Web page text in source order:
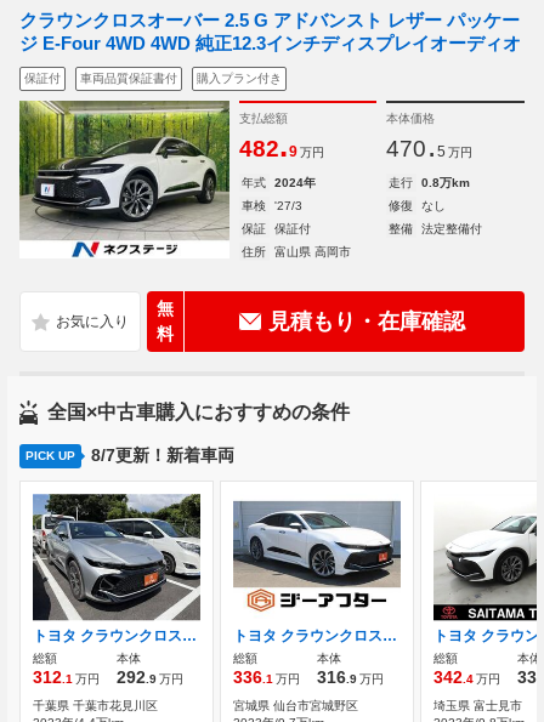
クラウンクロスオーバー 2.5 G アドバンスト レザー パッケー
ジ E-Four 4WD 4WD 純正12.3インチディスプレイオーディオ
保証付 車両品質保証書付 購入プラン付き
支払総額
482.9 万円
本体価格
470. 5 万円
年式 2024年 走行
0.8万km
車検
'27/3 修復
なし
保証
保証付 整備
法定整備付
住所
富山県 高岡市
無
料
見積もり・在庫確認
全国×中古車購入におすすめの条件
PICK UP 8/7更新！新着車両
トヨタ クラウンクロスオーバー 2.5 X E-Four 4WD 禁煙車 社外ナビ フルセグTV
総額
312 .1 万円
本体
292 .9万円
千葉県 千葉市花見川区
トヨタ クラウンクロスオーバー 2.5 G アドバンスト レザー パッケージ E-Four 4WD ワンオーナー 禁煙車 モデリスタフルエア
総額
336 .1 万円
本体
316 .9万円
宮城県 仙台市宮城野区
総額
342 .4万円
本体
埼玉県 富士見市